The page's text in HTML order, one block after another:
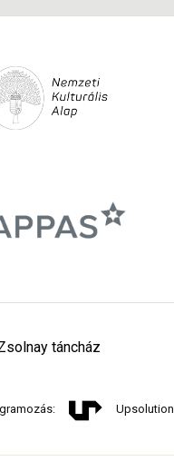
táncház
Upsolution